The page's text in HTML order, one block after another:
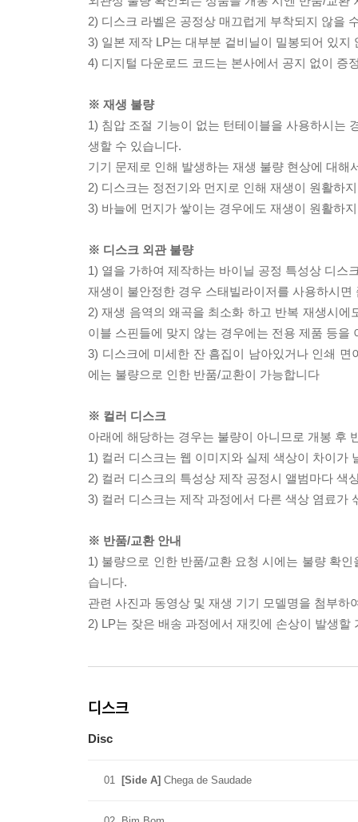
2) 디스크 라벨은 공정상 매끄럽게 부착되지 않을
3) 일본 제작 LP는 대부분 겉비닐이 밀봉되어 있지
4) 디지털 다운로드 코드는 본사에서 공지 없이 증
※ 재생 불량
1) 침압 조절 기능이 없는 턴테이블을 사용하시는
생할 수 있습니다.
기기 문제로 인해 발생하는 재생 불량 현상에 대
2) 디스크는 정전기와 먼지로 인해 재생이 원활하
3) 바늘에 먼지가 쌓이는 경우에도 재생이 원활하
※ 디스크 외관 불량
1) 열을 가하여 제작하는 바이닐 공정 특성상 디스
재생이 불안정한 경우 스태빌라이저를 사용하시
2) 재생 음역의 왜곡을 최소화 하고 반복 재생시
이블 스핀들에 맞지 않는 경우에는 전용 제품 등
3) 디스크에 미세한 잔 흠집이 남아있거나 인쇄
에는 불량으로 인한 반품/교환이 가능합니다
※ 컬러 디스크
아래에 해당하는 경우는 불량이 아니므로 개봉 후
1) 컬러 디스크는 웹 이미지와 실제 색상이 차이가
2) 컬러 디스크의 특성상 제작 공정시 앨범마다 색
3) 컬러 디스크는 제작 과정에서 다른 색상 염료가
※ 반품/교환 안내
1) 불량으로 인한 반품/교환 요청 시에는 불량 확
습니다.
관련 사진과 동영상 및 재생 기기 모델명을 첨부하
2) LP는 잦은 배송 과정에서 재킷에 손상이 발생
디스크
Disc
01 [Side A] Chega de Saudade